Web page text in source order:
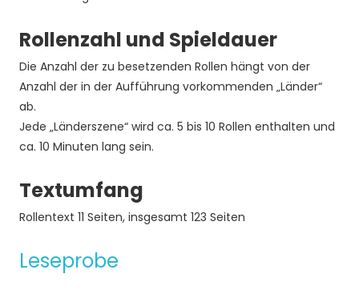
Rollenzahl und Spieldauer
Die Anzahl der zu besetzenden Rollen hängt von der
Anzahl der in der Aufführung vorkommenden „Länder“
ab.
Jede „Länderszene“ wird ca. 5 bis 10 Rollen enthalten und
ca. 10 Minuten lang sein.
Textumfang
Rollentext 11 Seiten, insgesamt 123 Seiten
Leseprobe